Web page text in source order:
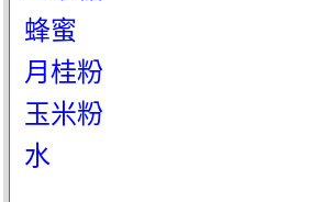
蜂蜜
月桂粉
玉米粉
水